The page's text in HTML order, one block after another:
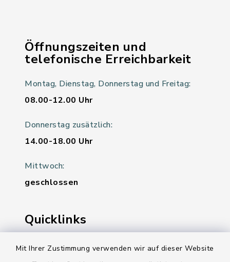
Mit Ihrer Zustimmung verwenden wir auf dieser Website
Öffnungszeiten und
telefonische Erreichbarkeit
Montag, Dienstag, Donnerstag und Freitag:
08.00-12.00 Uhr
Donnerstag zusätzlich:
14.00-18.00 Uhr
Mittwoch:
geschlossen
Quicklinks
Ihre Behördennummer 115